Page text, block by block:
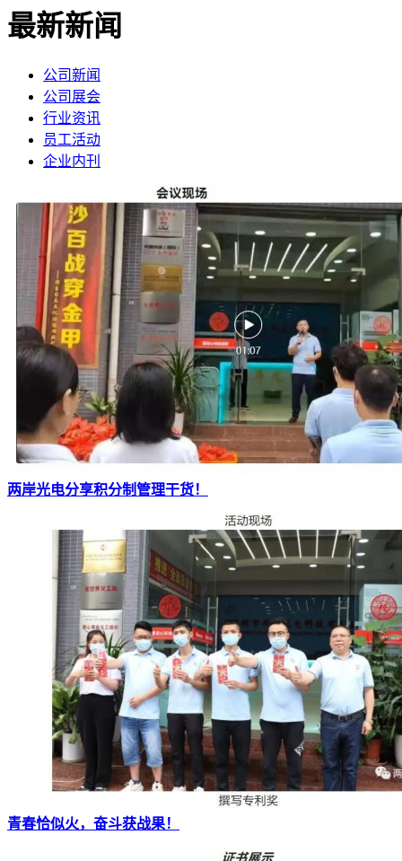
最新新闻
公司新闻
公司展会
行业资讯
员工活动
企业内刊
两岸光电分享积分制管理干货！
青春恰似火，奋斗获战果！